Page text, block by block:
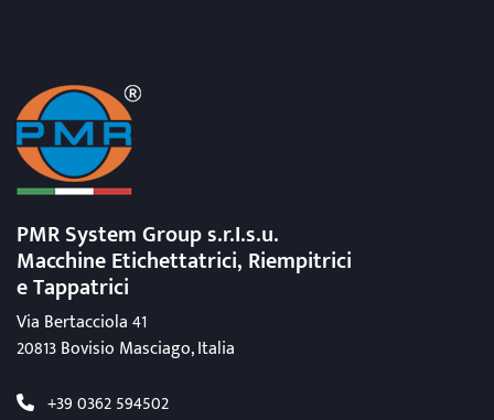
PMR System Group s.r.I.s.u.
Macchine Etichettatrici, Riempitrici
e Tappatrici
Via Bertacciola 41
20813 Bovisio Masciago, Italia
+39 0362 594502